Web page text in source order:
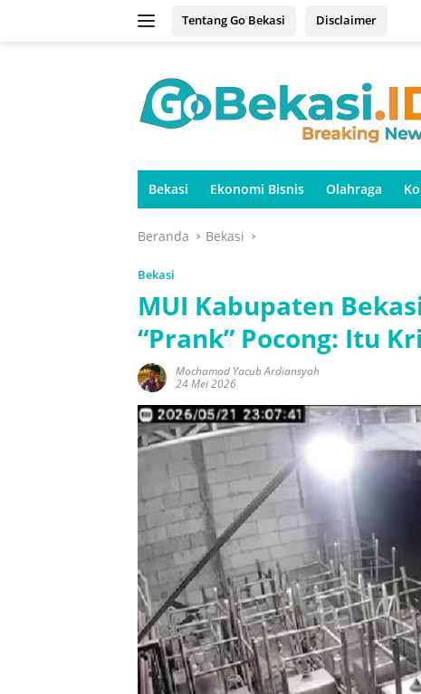
Tentang Go Bekasi Disclaimer
Bekasi Ekonomi Bisnis Olahraga
Beranda Bekasi
Bekasi
MUI Kabupaten
“Prank” Pocong: Itu
Mochamad Yacub Ardiansyah
24 Mei 2026